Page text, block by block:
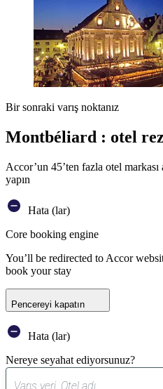
Bir sonraki varış noktanız
Montbéliard : otel
Accor’un 45’ten fazla otel
yapın
Hata (lar)
Core booking engine
You’ll be redirected to Accor
book your stay
Pencereyi kapatın
Hata (lar)
Nereye seyahat ediyorsunuz?